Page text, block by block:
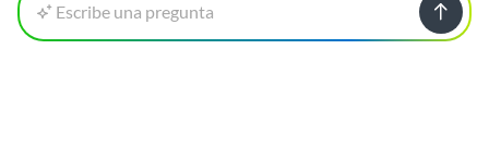
Escribe una pregunta